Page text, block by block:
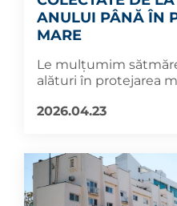
ANULUI PÂNĂ ÎN
MARE
Le mulțumim
alături în protejarea
2026.04.23